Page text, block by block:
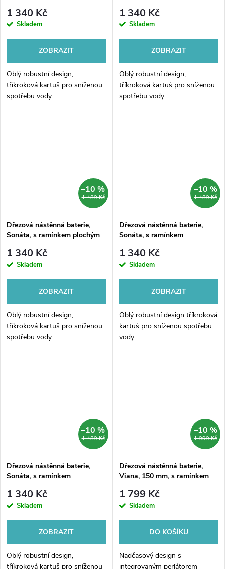
1 340 Kč
Skladem
ZOBRAZIT
Oblý robustní design,
tříkroková kartuš pro sníženou
spotřebu vody.
1 340 Kč
Skladem
ZOBRAZIT
Oblý robustní design,
tříkroková kartuš pro sníženou
spotřebu vody.
1 489 Kč
–10 %
Dřezová nástěnná baterie,
Sonáta, s ramínkem plochým
1 340 Kč
Skladem
ZOBRAZIT
Oblý robustní design,
tříkroková kartuš pro sníženou
spotřebu vody.
1 489 Kč
–10 %
Dřezová nástěnná baterie,
Sonáta, s ramínkem
chrom
1 340 Kč
Skladem
ZOBRAZIT
Oblý robustní design tříkroková
kartuš pro sníženou spotřebu
vody
1 489 Kč
–10 %
Dřezová nástěnná baterie,
Sonáta, s ramínkem
mm, chrom
1 340 Kč
Skladem
ZOBRAZIT
Oblý robustní design,
tříkroková kartuš pro sníženou
1 999 Kč
–10 %
Dřezová nástěnná baterie,
Viana, 150 mm, s ramínkem
chrom
1 799 Kč
Skladem
DO KOŠÍKU
Nadčasový design s
integrovaným perlátorem